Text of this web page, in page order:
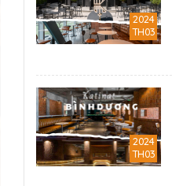
2024
TH03
2024
TH03